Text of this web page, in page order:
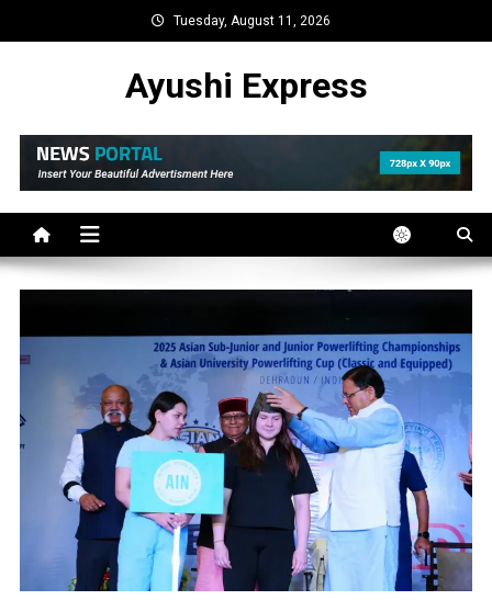
to
Tuesday, August 11, 2026
Ayushi Express